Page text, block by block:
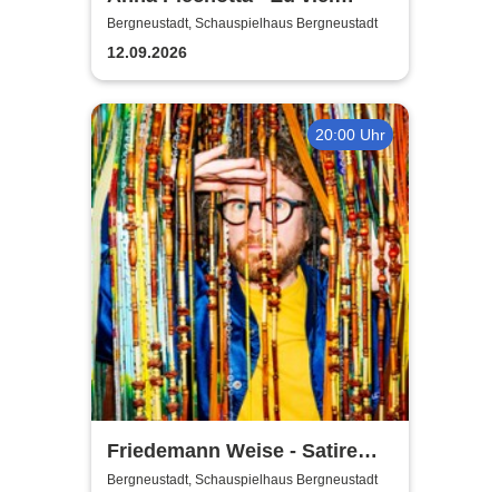
Emotionen
Bergneustadt, Schauspielhaus Bergneustadt
12.09.2026
20:00 Uhr
Friedemann Weise - Satire
suchen ein Zuhause
Bergneustadt, Schauspielhaus Bergneustadt